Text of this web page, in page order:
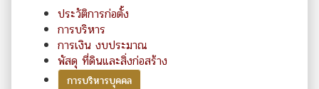
ประวัติการก่อตั้ง
การบริหาร
การเงิน งบประมาณ
พัสดุ ที่ดินและสิ่งก่อสร้าง
การบริหารบุคคล